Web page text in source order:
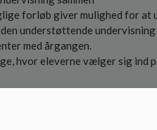
forløb giver mulighed for at
understøttende
med årgangen.
hvor eleverne vælger sig ind
for hver enkelt elev på
alder
i pauserne på tværs af